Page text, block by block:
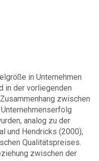
in Unternehmen
in der vorliegenden
zwischen
analog zu der
und Hendricks (2000),
Qualitätspreises.
zwischen der